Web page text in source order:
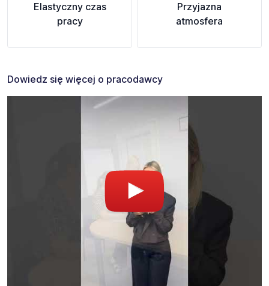
Elastyczny czas
pracy
Przyjazna
atmosfera
Dowiedz się więcej o pracodawcy